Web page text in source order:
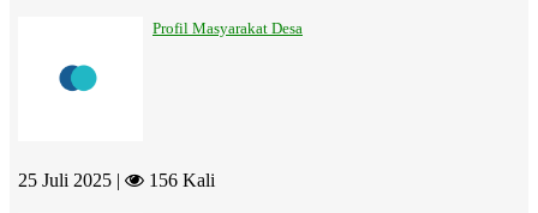
Profil Masyarakat Desa
25 Juli 2025 | 156 Kali